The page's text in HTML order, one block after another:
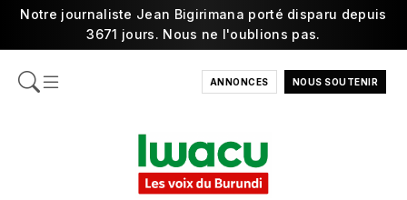
Notre journaliste Jean Bigirimana porté disparu depuis
3671 jours. Nous ne l'oublions pas.
ANNONCES NOUS SOUTENIR